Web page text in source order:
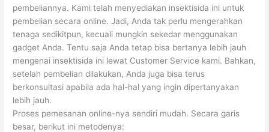
pembeliannya. Kami telah menyediakan insektisida ini untuk
pembelian secara online. Jadi, Anda tak perlu mengerahkan
tenaga sedikitpun, kecuali mungkin sekedar menggunakan
gadget Anda. Tentu saja Anda tetap bisa bertanya lebih jauh
mengenai insektisida ini lewat Customer Service kami. Bahkan,
setelah pembelian dilakukan, Anda juga bisa terus
berkonsultasi apabila ada hal-hal yang ingin dipertanyakan
lebih jauh.
Proses pemesanan online-nya sendiri mudah. Secara garis
besar, berikut ini metodenya: